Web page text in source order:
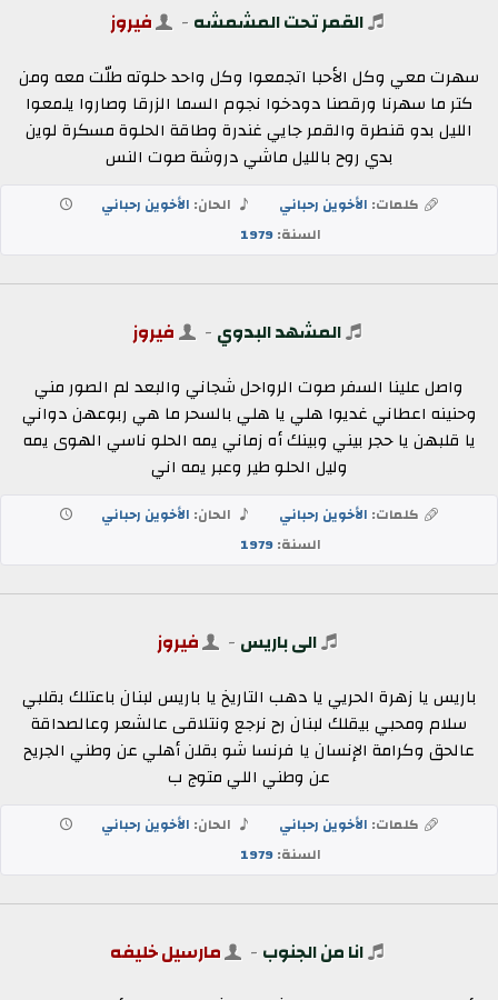
القمر تحت المشمشه - فيروز
سهرت معي وكل الأحبا اتجمعوا وكل واحد حلوته طلّت معه ومن
كتر ما سهرنا ورقصنا دودخوا نجوم السما الزرقا وصاروا يلمعوا
الليل بدو قنطرة والقمر جايي غندرة وطاقة الحلوة مسكرة لوين
بدي روح بالليل ماشي دروشة صوت النس
كلمات: الأخوين رحباني الحان: الأخوين رحباني
السنة:1979
المشهد البدوي - فيروز
واصل علينا السفر صوت الرواحل شجاني والبعد لم الصور مني
وحنينه اعطاني غديوا هلي يا هلي بالسحر ما هي ربوعهن دواني
يا قلبهن يا حجر بيني وبينك أه زماني يمه الحلو ناسي الهوى يمه
وليل الحلو طير وعبر يمه اني
كلمات: الأخوين رحباني الحان: الأخوين رحباني
السنة:1979
الى باريس - فيروز
باريس يا زهرة الحريي يا دهب التاريخ يا باريس لبنان باعتلك بقلبي
سلام ومحبي بيقلك لبنان رح نرجع ونتلاقى عالشعر وعالصداقة
عالحق وكرامة الإنسان يا فرنسا شو بقلن أهلي عن وطني الجريح
عن وطني اللي متوج ب
كلمات: الأخوين رحباني الحان: الأخوين رحباني
السنة:1979
انا من الجنوب - مارسيل خليفه